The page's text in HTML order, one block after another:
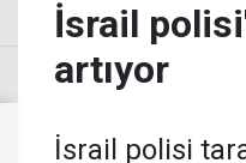
İsrail
artıyor
İsrail polisi